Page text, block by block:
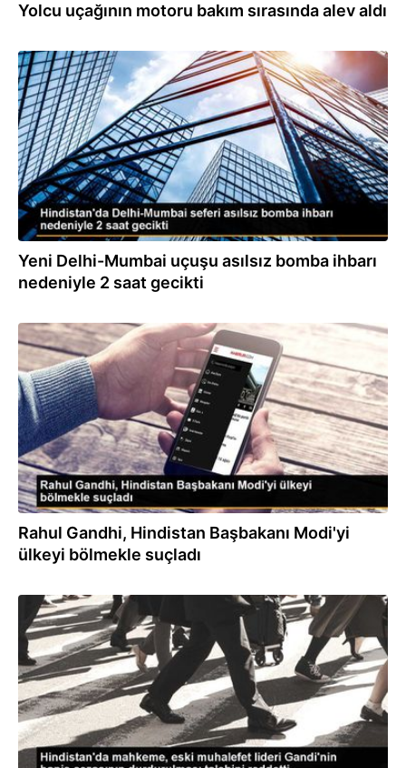
Yolcu uçağının motoru bakım sırasında alev aldı
09.06.2023
Yeni Delhi-Mumbai uçuşu asılsız bomba ihbarı
nedeniyle 2 saat gecikti
05.06.2023
Rahul Gandhi, Hindistan Başbakanı Modi'yi
ülkeyi bölmekle suçladı
20.04.2023